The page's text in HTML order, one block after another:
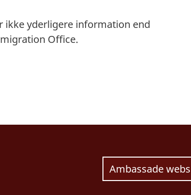
ikke yderligere information end
Office.